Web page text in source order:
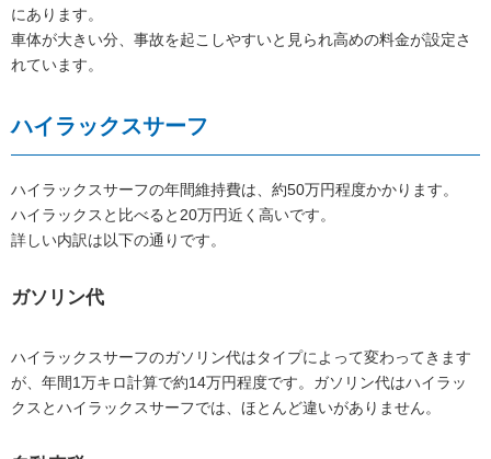
にあります。
車体が大きい分、事故を起こしやすいと見られ高めの料金が設定さ
れています。
ハイラックスサーフ
ハイラックスサーフの年間維持費は、約50万円程度かかります。
ハイラックスと比べると20万円近く高いです。
詳しい内訳は以下の通りです。
ガソリン代
ハイラックスサーフのガソリン代はタイプによって変わってきます
が、年間1万キロ計算で約14万円程度です。ガソリン代はハイラッ
クスとハイラックスサーフでは、ほとんど違いがありません。